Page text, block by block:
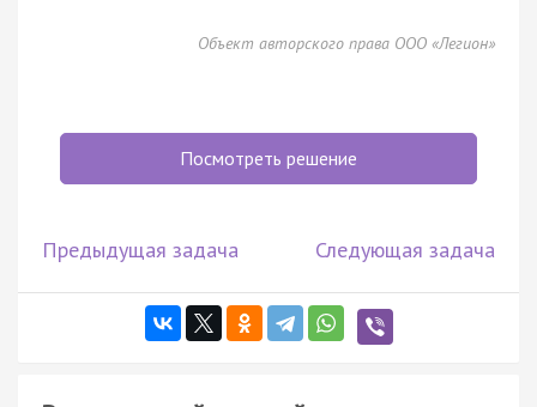
Объект авторского права ООО «Легион»
Посмотреть решение
Предыдущая задача Следующая задача